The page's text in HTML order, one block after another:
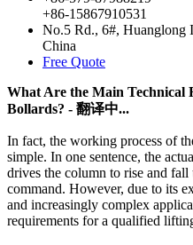
+86-15867910531
No.5 Rd., 6#, Huanglong
China
Free Quote
What Are the Main Technical
Bollards? - 翻译中...
In fact, the working process of
simple. In one sentence, the
drives the column to rise and
command. However, due to its
and increasingly complex
requirements for a qualified